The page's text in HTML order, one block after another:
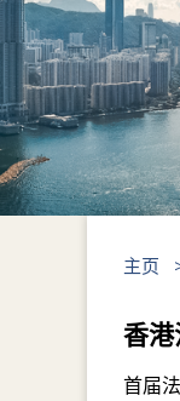
主页
香
首届